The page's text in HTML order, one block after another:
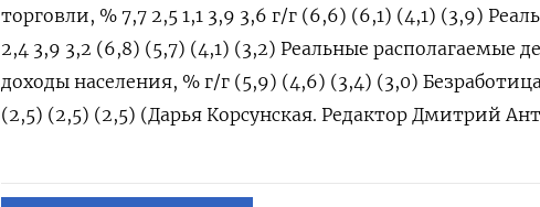
торговли, % 7,7 2,5 1,1 3,9 3,6 г/г (6,6) (6,1) (4,1) (3,9)
2,4 3,9 3,2 (6,8) (5,7) (4,1) (3,2) Реальные располагаемые
доходы населения, % г/г (5,9) (4,6) (3,4) (3,0)
(2,5) (2,5) (2,5) (Дарья Корсунская. Редактор Дмитрий